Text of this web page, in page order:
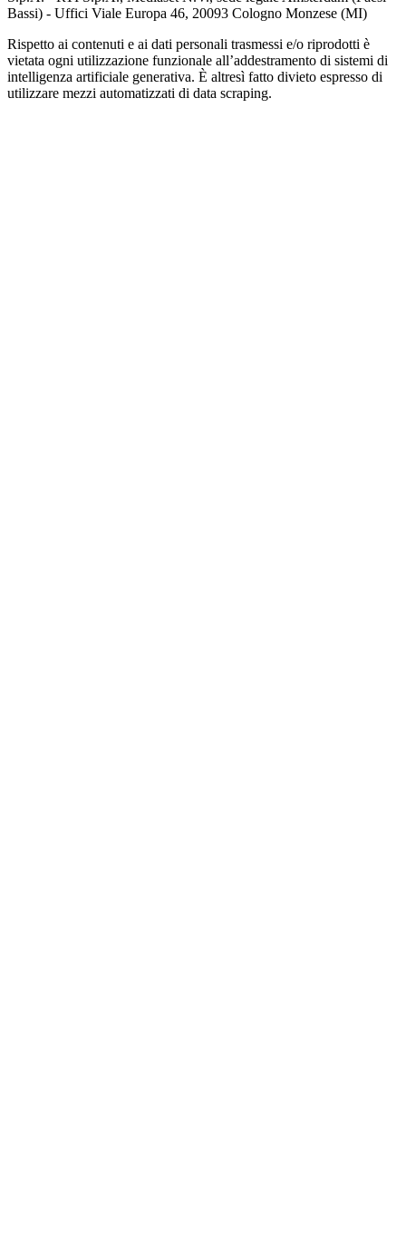
Bassi) - Uffici Viale Europa 46, 20093 Cologno Monzese (MI)
Rispetto ai contenuti e ai dati personali trasmessi e/o riprodotti è
vietata ogni utilizzazione funzionale all’addestramento di sistemi di
intelligenza artificiale generativa. È altresì fatto divieto espresso di
utilizzare mezzi automatizzati di data scraping.